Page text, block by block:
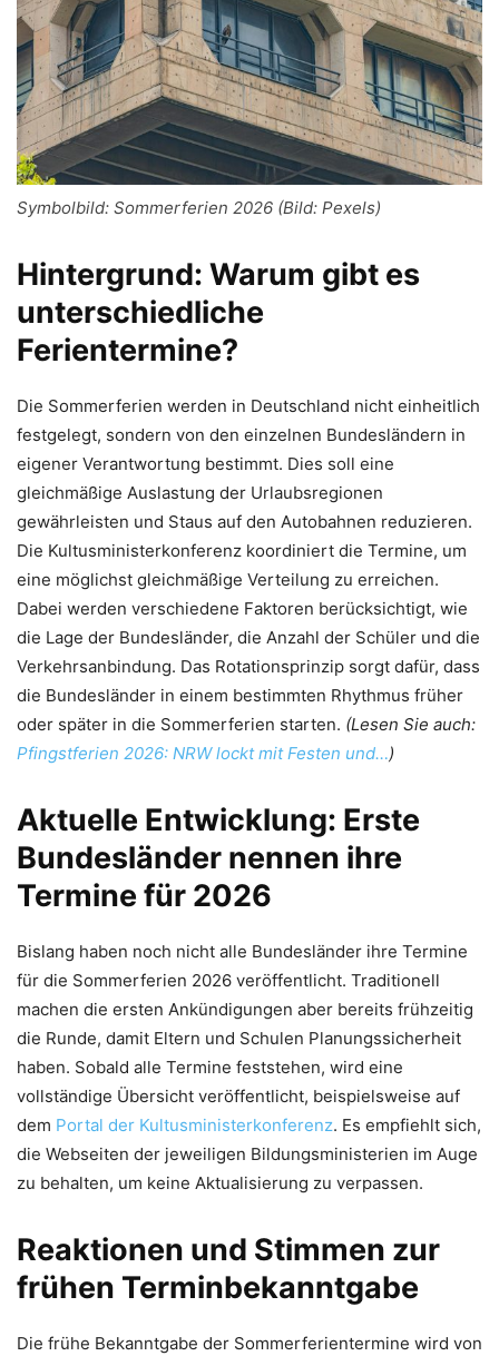
Symbolbild: Sommerferien 2026 (Bild: Pexels)
Hintergrund: Warum gibt es
unterschiedliche
Ferientermine?
Die Sommerferien werden in Deutschland nicht einheitlich
festgelegt, sondern von den einzelnen Bundesländern in
eigener Verantwortung bestimmt. Dies soll eine
gleichmäßige Auslastung der Urlaubsregionen
gewährleisten und Staus auf den Autobahnen reduzieren.
Die Kultusministerkonferenz koordiniert die Termine, um
eine möglichst gleichmäßige Verteilung zu erreichen.
Dabei werden verschiedene Faktoren berücksichtigt, wie
die Lage der Bundesländer, die Anzahl der Schüler und die
Verkehrsanbindung. Das Rotationsprinzip sorgt dafür, dass
die Bundesländer in einem bestimmten Rhythmus früher
oder später in die Sommerferien starten. (Lesen Sie auch:
Pfingstferien 2026: NRW lockt mit Festen und…)
Aktuelle Entwicklung: Erste
Bundesländer nennen ihre
Termine für 2026
Bislang haben noch nicht alle Bundesländer ihre Termine
für die Sommerferien 2026 veröffentlicht. Traditionell
machen die ersten Ankündigungen aber bereits frühzeitig
die Runde, damit Eltern und Schulen Planungssicherheit
haben. Sobald alle Termine feststehen, wird eine
vollständige Übersicht veröffentlicht, beispielsweise auf
dem Portal der Kultusministerkonferenz. Es empfiehlt sich,
die Webseiten der jeweiligen Bildungsministerien im Auge
zu behalten, um keine Aktualisierung zu verpassen.
Reaktionen und Stimmen zur
frühen Terminbekanntgabe
Die frühe Bekanntgabe der Sommerferientermine wird von